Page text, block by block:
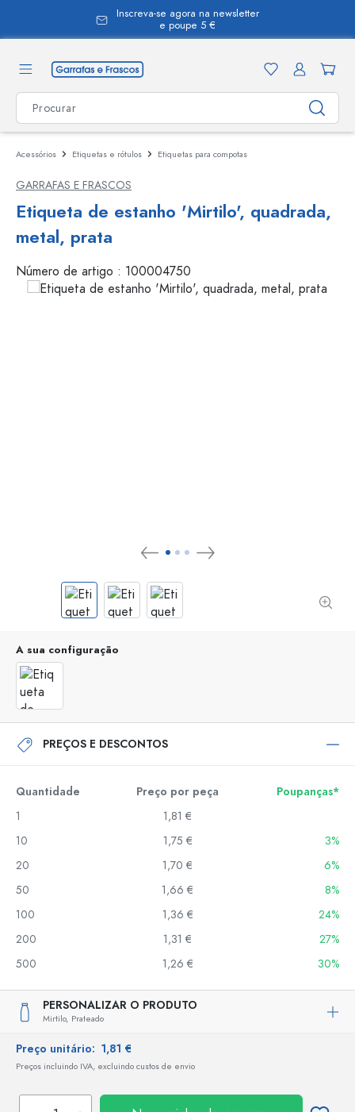
Inscreva-se agora na newsletter
e poupe 5 €
Acessórios Etiquetas e rótulos Etiquetas para compotas
GARRAFAS E FRASCOS
Etiqueta de estanho 'Mirtilo', quadrada,
metal, prata
Número de artigo : 100004750
A sua configuração
PREÇOS E DESCONTOS
Quantidade Preço por peça
Poupanças*
1
1,81 €
10
1,75 €
3%
20
1,70 €
6%
50
1,66 €
8%
100
1,36 €
24%
200
1,31 €
27%
500
1,26 € 30%
PERSONALIZAR O PRODUTO
Mirtilo, Prateado
Preço unitário: 1,81 €
Preços incluindo IVA, excluindo custos de envio